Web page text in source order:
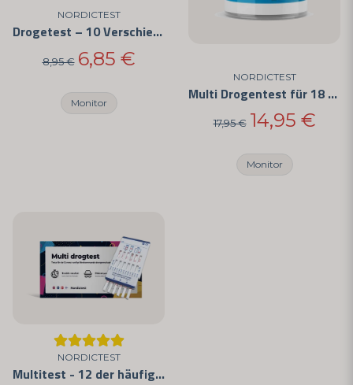
NORDICTEST
Drogetest – 10 Verschiedene Substanzen
8,95 € 6,85 €
Monitor
NORDICTEST
Multi Drogentest für 18 verschiedene Drogen
17,95 € 14,95 €
Monitor
NORDICTEST
Multitest - 12 der häufigsten Drogen